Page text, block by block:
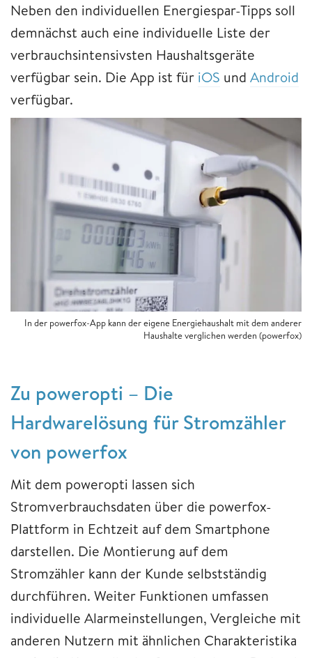
Neben den individuellen Energiespar-Tipps soll
demnächst auch eine individuelle Liste der
verbrauchsintensivsten Haushaltsgeräte
verfügbar sein. Die App ist für iOS und Android
verfügbar.
In der powerfox-App kann der eigene Energiehaushalt mit dem anderer
Haushalte verglichen werden (powerfox)
Zu poweropti – Die
Hardwarelösung für Stromzähler
von powerfox
Mit dem poweropti lassen sich
Stromverbrauchsdaten über die powerfox-
Plattform in Echtzeit auf dem Smartphone
darstellen. Die Montierung auf dem
Stromzähler kann der Kunde selbstständig
durchführen. Weiter Funktionen umfassen
individuelle Alarmeinstellungen, Vergleiche mit
anderen Nutzern mit ähnlichen Charakteristika